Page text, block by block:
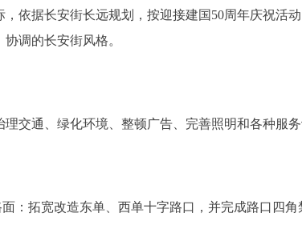
据长安街长远规划，按迎接建国50周年庆祝活
调的长安街风格。
通、绿化环境、整顿广告、完善照明和各种服务
拓宽改造东单、西单十字路口，并完成路口四角